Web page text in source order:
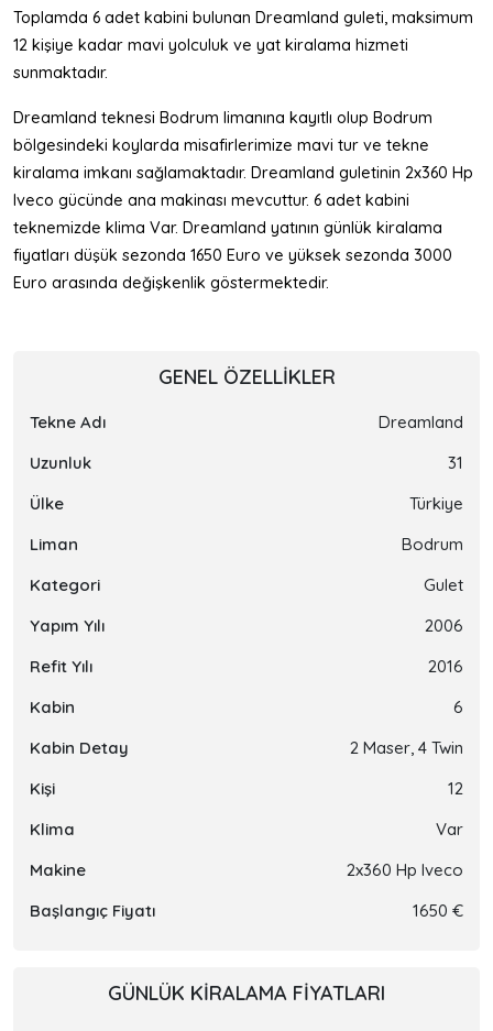
Toplamda 6 adet kabini bulunan Dreamland guleti, maksimum
12 kişiye kadar mavi yolculuk ve yat kiralama hizmeti
sunmaktadır.
Dreamland teknesi Bodrum limanına kayıtlı olup Bodrum
bölgesindeki koylarda misafirlerimize mavi tur ve tekne
kiralama imkanı sağlamaktadır. Dreamland guletinin 2x360 Hp
Iveco gücünde ana makinası mevcuttur. 6 adet kabini
teknemizde klima Var. Dreamland yatının günlük kiralama
fiyatları düşük sezonda 1650 Euro ve yüksek sezonda 3000
Euro arasında değişkenlik göstermektedir.
GENEL ÖZELLIKLER
Tekne Adı
Dreamland
Uzunluk
31
Ülke
Türkiye
Liman
Bodrum
Kategori
Gulet
Yapım Yılı
2006
Refit Yılı
2016
Kabin
6
Kabin Detay
2 Maser, 4 Twin
Kişi
12
Klima
Var
Makine
2x360 Hp Iveco
Başlangıç Fiyatı
1650 €
GÜNLÜK KIRALAMA FIYATLARI